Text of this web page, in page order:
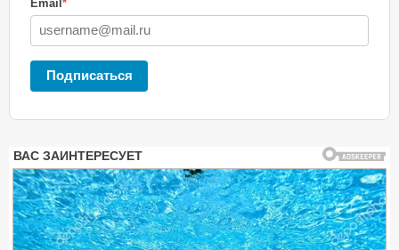
Email*
Подписаться